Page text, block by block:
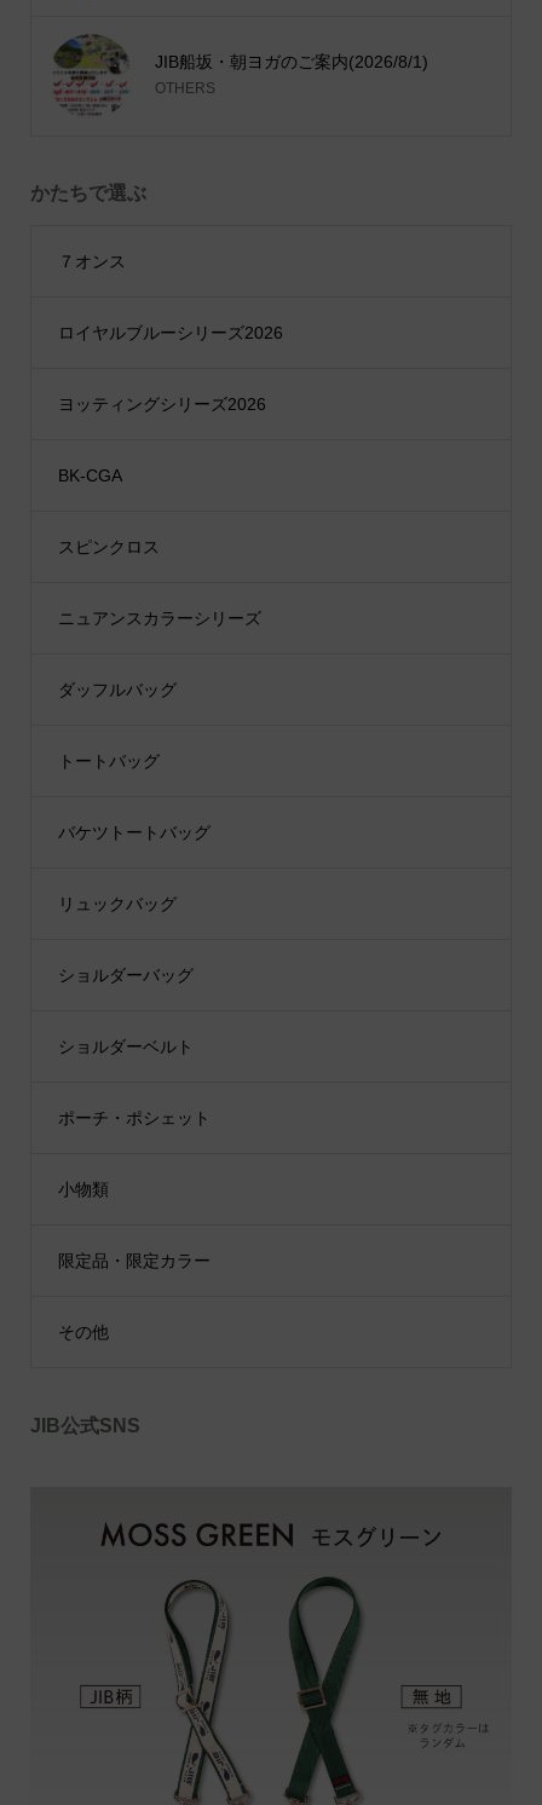
JIB船坂・朝ヨガのご案内(2026/8/1)
OTHERS
かたちで選ぶ
７オンス
ロイヤルブルーシリーズ2026
ヨッティングシリーズ2026
BK-CGA
スピンクロス
ニュアンスカラーシリーズ
ダッフルバッグ
トートバッグ
バケツトートバッグ
リュックバッグ
ショルダーバッグ
ショルダーベルト
ポーチ・ポシェット
小物類
限定品・限定カラー
その他
JIB公式SNS